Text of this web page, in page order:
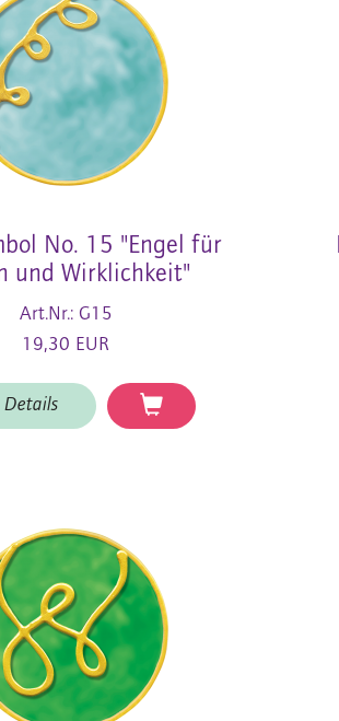
No. 15 "Engel für
und Wirklichkeit"
Art.Nr.: G15
19,30 EUR
Details